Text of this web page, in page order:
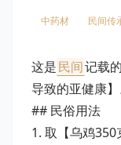
中药材 民间传
这是民间记载
导致的亚健康】
## 民俗用法
1. 取【乌鸡